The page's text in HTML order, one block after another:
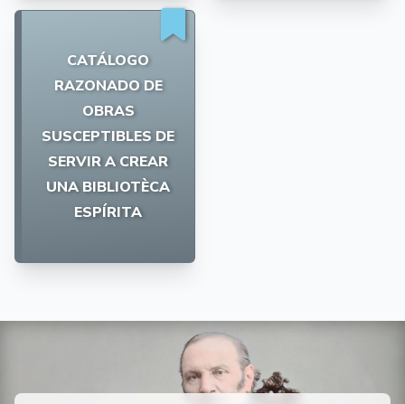
CATÁLOGO
RAZONADO DE
OBRAS
SUSCEPTIBLES DE
SERVIR A CREAR
UNA BIBLIOTÈCA
ESPÍRITA